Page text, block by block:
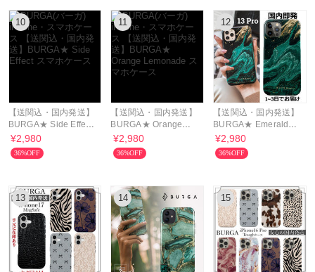
10
【送関込・国内発送】
BURGA★ Side Effect
スマホケース
¥2,980
36%OFF
11
【送関込・国内発送】
BURGA★ Orange
Lemonade スマホケー
ス
¥2,980
36%OFF
12
【送関込・国内発送】
BURGA★ Emerald
Pool スマホケース
¥2,980
36%OFF
13 14 15